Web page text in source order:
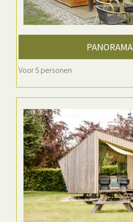
PANORAMA
Voor 5 personen